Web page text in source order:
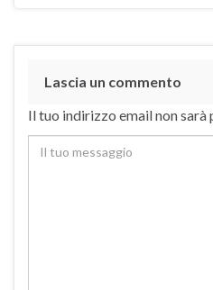
Lascia un commento
Il tuo indirizzo email non sarà